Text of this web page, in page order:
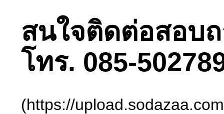
สนใจติดต่อสอบ
โทร. 085-
(https://